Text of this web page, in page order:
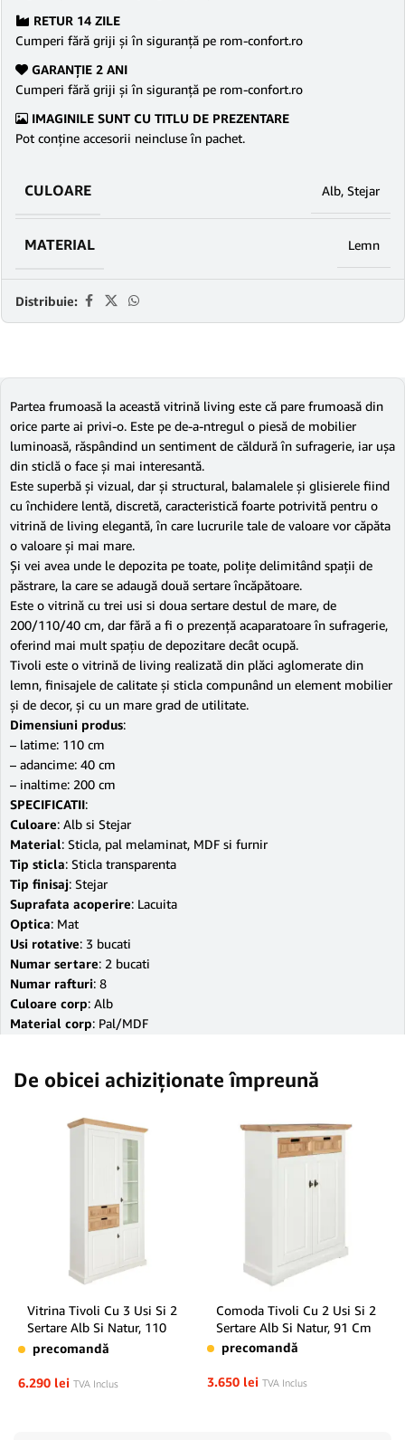
RETUR 14 ZILE
Cumperi fără griji şi în siguranţă pe rom-confort.ro
GARANŢIE 2 ANI
Cumperi fără griji şi în siguranţă pe rom-confort.ro
IMAGINILE SUNT CU TITLU DE PREZENTARE
Pot conține accesorii neincluse în pachet.
CULOARE Alb, Stejar
MATERIAL Lemn
Distribuie:
Partea frumoasă la această vitrină living este că pare frumoasă din
orice parte ai privi-o. Este pe de-a-ntregul o piesă de mobilier
luminoasă, răspândind un sentiment de căldură în sufragerie, iar ușa
din sticlă o face și mai interesantă.
Este superbă și vizual, dar și structural, balamalele și glisierele fiind
cu închidere lentă, discretă, caracteristică foarte potrivită pentru o
vitrină de living elegantă, în care lucrurile tale de valoare vor căpăta
o valoare și mai mare.
Și vei avea unde le depozita pe toate, polițe delimitând spații de
păstrare, la care se adaugă două sertare încăpătoare.
Este o vitrină cu trei usi si doua sertare destul de mare, de
200/110/40 cm, dar fără a fi o prezență acaparatoare în sufragerie,
oferind mai mult spațiu de depozitare decât ocupă.
Tivoli este o vitrină de living realizată din plăci aglomerate din
lemn, finisajele de calitate și sticla compunând un element mobilier
și de decor, și cu un mare grad de utilitate.
Dimensiuni produs:
– latime: 110 cm
– adancime: 40 cm
– inaltime: 200 cm
SPECIFICATII:
Culoare: Alb si Stejar
Material: Sticla, pal melaminat, MDF si furnir
Tip sticla: Sticla transparenta
Tip finisaj: Stejar
Suprafata acoperire: Lacuita
Optica: Mat
Usi rotative: 3 bucati
Numar sertare: 2 bucati
Numar rafturi: 8
Culoare corp: Alb
Material corp: Pal/MDF
De obicei achiziționate împreună
Vitrina Tivoli Cu 3 Usi Si 2
Sertare Alb Si Natur, 110
Cm
precomandă
6.290 lei TVA Inclus
Comoda Tivoli Cu 2 Usi Si 2
Sertare Alb Si Natur, 91 Cm
precomandă
3.650 lei TVA Inclus